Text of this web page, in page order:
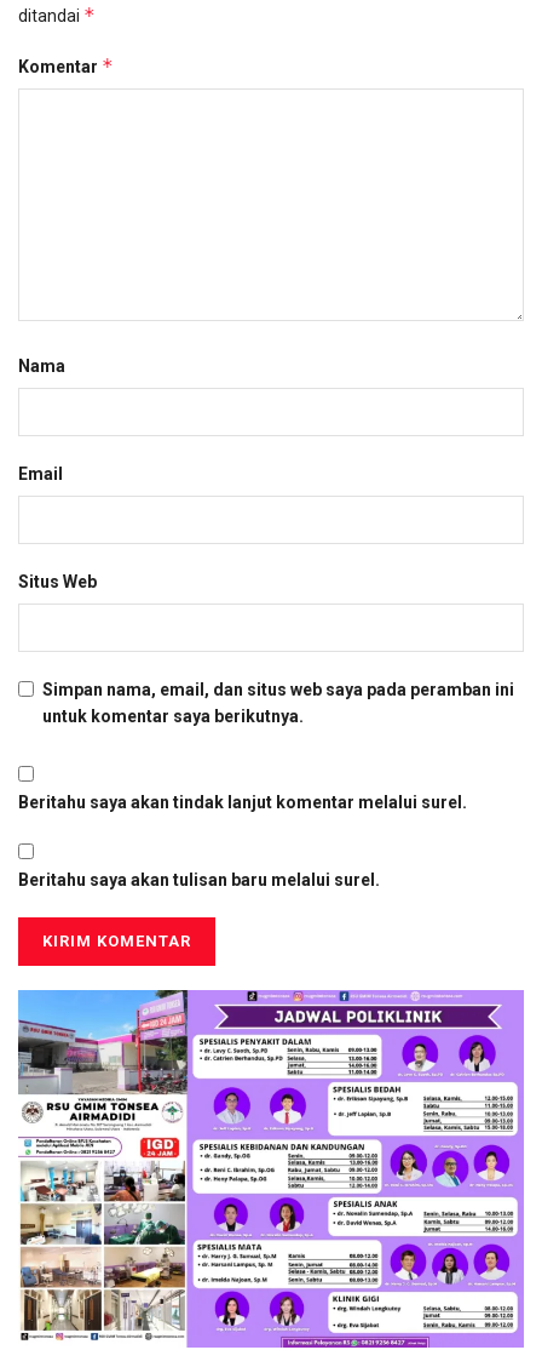
ditandai *
Komentar *
Nama
Email
Situs Web
Simpan nama, email, dan situs web saya pada peramban ini
untuk komentar saya berikutnya.
Beritahu saya akan tindak lanjut komentar melalui surel.
Beritahu saya akan tulisan baru melalui surel.